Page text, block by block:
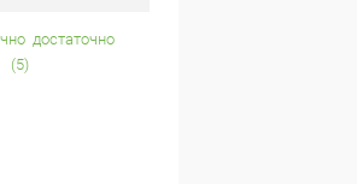
достаточно
(5)